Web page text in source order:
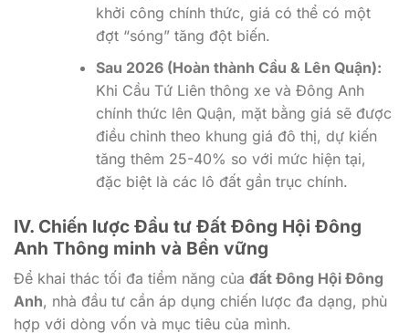
khởi công chính thức, giá có thể có một
đợt “sóng” tăng đột biến.
Sau 2026 (Hoàn thành Cầu & Lên Quận):
Khi Cầu Tứ Liên thông xe và Đông Anh
chính thức lên Quận, mặt bằng giá sẽ được
điều chỉnh theo khung giá đô thị, dự kiến
tăng thêm 25-40% so với mức hiện tại,
đặc biệt là các lô đất gần trục chính.
IV. Chiến lược Đầu tư Đất Đông Hội Đông
Anh Thông minh và Bền vững
Để khai thác tối đa tiềm năng của đất Đông Hội Đông
Anh, nhà đầu tư cần áp dụng chiến lược đa dạng, phù
hợp với dòng vốn và mục tiêu của mình.